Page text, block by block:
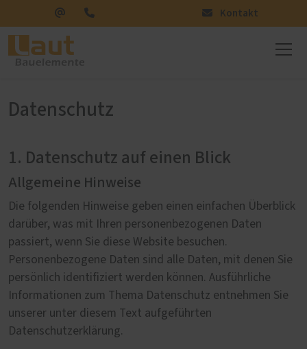
Kontakt
Datenschutz
1. Datenschutz auf einen Blick
Allgemeine Hinweise
Die folgenden Hinweise geben einen einfachen Überblick
darüber, was mit Ihren personenbezogenen Daten
passiert, wenn Sie diese Website besuchen.
Personenbezogene Daten sind alle Daten, mit denen Sie
persönlich identifiziert werden können. Ausführliche
Informationen zum Thema Datenschutz entnehmen Sie
unserer unter diesem Text aufgeführten
Datenschutzerklärung.